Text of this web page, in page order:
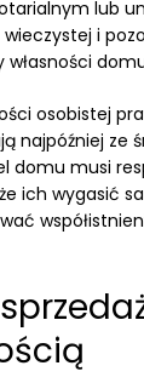
lub
wieczystej i
osobistej
najpóźniej ze
domu musi
ich wygasić